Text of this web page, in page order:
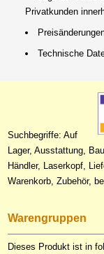
Privatkunden
Technische
Suchbegriffe: Auf
Lager, Ausstattung,
Händler, Laserkopf,
Warenkorb, Zubehör,
Warengruppen
Dieses Produkt ist in